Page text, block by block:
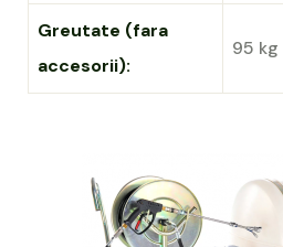
Greutate (fara
accesorii):
95 kg